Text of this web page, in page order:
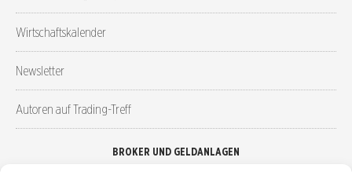
Wirtschaftskalender
Newsletter
Autoren auf Trading-Treff
BROKER UND GELDANLAGEN